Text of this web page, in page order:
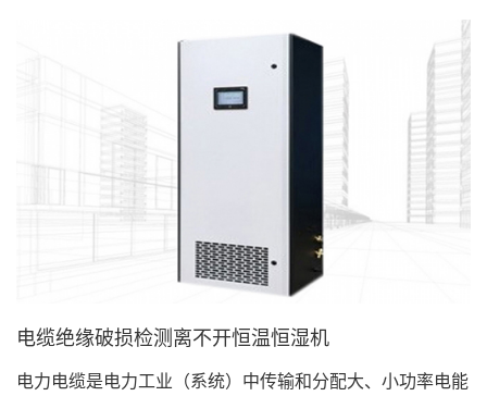
电缆绝缘破损检测离不开恒温恒湿机
电力电缆是电力工业（系统）中传输和分配大、小功率电能